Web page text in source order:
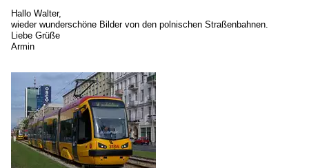
Hallo Walter,
wieder wunderschöne Bilder von den polnischen Straßenbahnen.
Liebe Grüße
Armin